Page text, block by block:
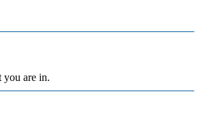
you are in.